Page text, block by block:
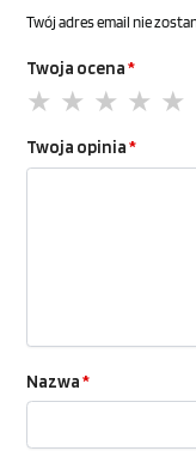
Twój adres email nie
Twoja ocena*
Twoja opinia*
Nazwa*